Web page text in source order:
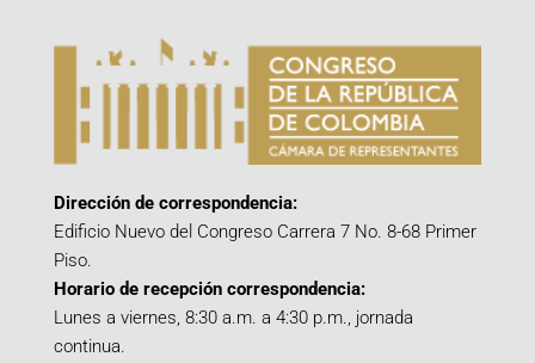
Dirección de correspondencia:
Edificio Nuevo del Congreso Carrera 7 No. 8-68 Primer
Piso.
Horario de recepción correspondencia:
Lunes a viernes, 8:30 a.m. a 4:30 p.m., jornada
continua.